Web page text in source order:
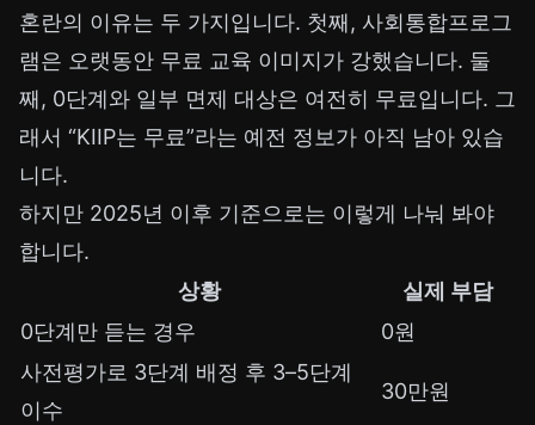
혼란의 이유는 두 가지입니다. 첫째, 사회통합프로그
램은 오랫동안 무료 교육 이미지가 강했습니다. 둘
째, 0단계와 일부 면제 대상은 여전히 무료입니다. 그
래서 “KIIP는 무료”라는 예전 정보가 아직 남아 있습
니다.
하지만 2025년 이후 기준으로는 이렇게 나눠 봐야
합니다.
상황
실제 부담
0단계만 듣는 경우
0원
사전평가로 3단계 배정 후 3–5단계
이수
30만원